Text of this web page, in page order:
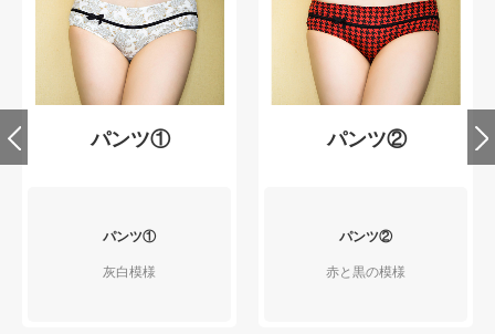
パンツ①
パンツ①
灰白模様
パンツ②
パンツ②
赤と黒の模様